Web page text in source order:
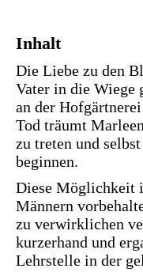
Inhalt
Die Liebe zu den
Vater in die Wiege
an der
Tod träumt
zu treten und
beginnen.
Diese Möglichkeit
Männern
zu verwirklichen
kurzerhand und
Lehrstelle in der